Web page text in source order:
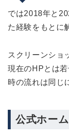
追記：
試合
（2018/
（2025/
のおす
では2018年と
た経験をもとに
スクリーンショ
現在のHPとは
時の流れは同じ
公式ホー